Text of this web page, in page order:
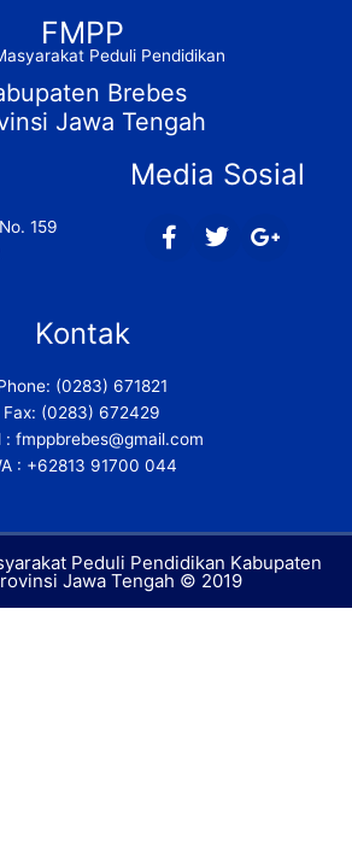
FMPP
Peduli Pendidikan
Brebes
Jawa Tengah
159
Media Sosial
F
a
f
T
w
G
o
Kontak
(0283) 671821
Fax: (0283) 672429
: fmppbrebes@gmail.com
: +62813 91700 044
Peduli Pendidikan Kabupaten
Jawa Tengah © 2019